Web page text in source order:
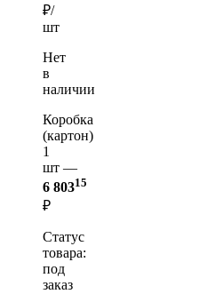
₽/
шт
Нет
в
наличии
Коробка
(картон)
1
шт —
6 80315
₽
Статус
товара:
под
заказ